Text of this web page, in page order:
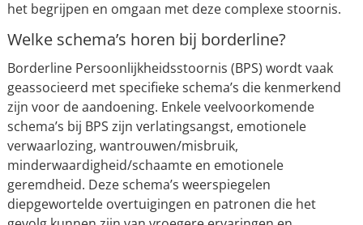
het begrijpen en omgaan met deze complexe stoornis.
Welke schema’s horen bij borderline?
Borderline Persoonlijkheidsstoornis (BPS) wordt vaak
geassocieerd met specifieke schema’s die kenmerkend
zijn voor de aandoening. Enkele veelvoorkomende
schema’s bij BPS zijn verlatingsangst, emotionele
verwaarlozing, wantrouwen/misbruik,
minderwaardigheid/schaamte en emotionele
geremdheid. Deze schema’s weerspiegelen
diepgewortelde overtuigingen en patronen die het